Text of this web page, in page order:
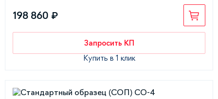
198 860 ₽
Запросить КП
Купить в 1 клик